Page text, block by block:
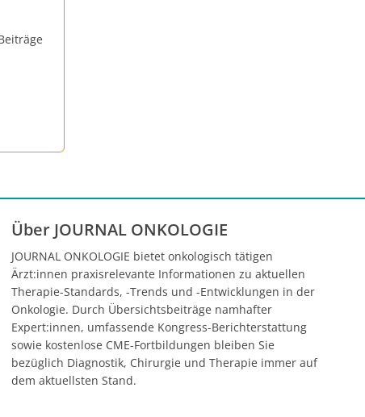
Über JOURNAL ONKOLOGIE
JOURNAL ONKOLOGIE bietet onkologisch tätigen
Ärzt:innen praxisrelevante Informationen zu aktuellen
Therapie-Standards, -Trends und -Entwicklungen in der
Onkologie. Durch Übersichtsbeiträge namhafter
Expert:innen, umfassende Kongress-Berichterstattung
sowie kostenlose CME-Fortbildungen bleiben Sie
bezüglich Diagnostik, Chirurgie und Therapie immer auf
dem aktuellsten Stand.